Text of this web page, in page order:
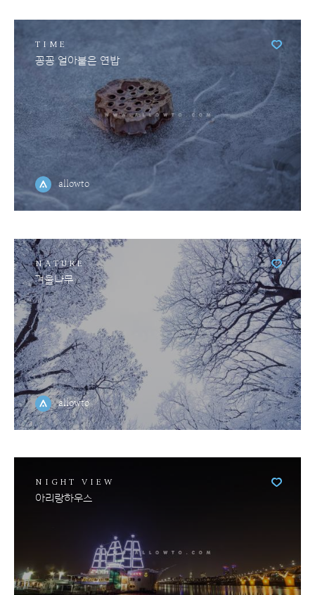
TIME
꽁꽁 얼아붙은 연밥
allowto
NATURE
겨울나무
allowto
NIGHT VIEW
아리랑하우스